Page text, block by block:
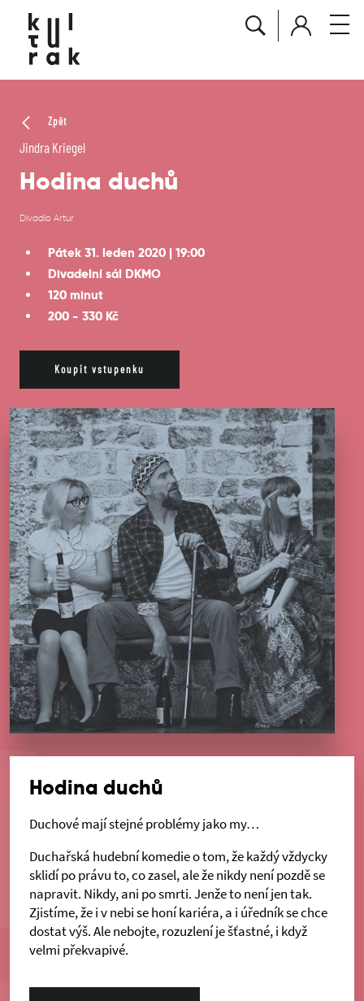
Zpět
Jindra Kriegel
Hodina duchů
Divadlo Artur
Pátek 31. leden 2020 | 19:00
Divadelní sál DKMO
120 minut
200 - 330 Kč
Koupit vstupenku
Hodina duchů
Duchové mají stejné problémy jako my…
Duchařská hudební komedie o tom, že každý vždycky
sklidí po právu to, co zasel, ale že nikdy není pozdě se
napravit. Nikdy, ani po smrti. Jenže to není jen tak.
Zjistíme, že i v nebi se honí kariéra, a i úředník se chce
dostat výš. Ale nebojte, rozuzlení je šťastné, i když
velmi překvapivé.